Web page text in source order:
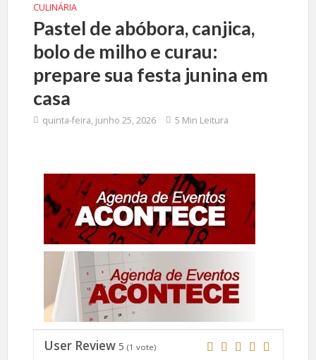
CULINÁRIA
Pastel de abóbora, canjica,
bolo de milho e curau:
prepare sua festa junina em
casa
quinta-feira, junho 25, 2026 5 Min Leitura
User Review 5 (1 vote)